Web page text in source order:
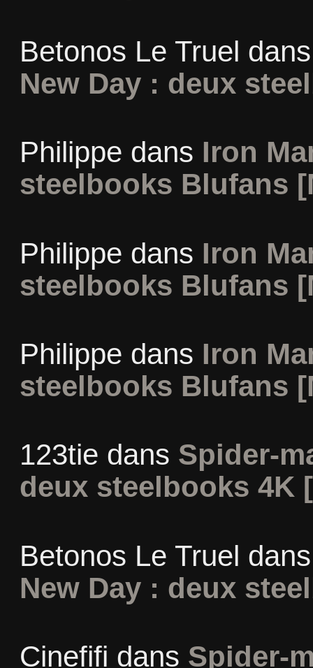
Betonos Le Truel
New Day : deux
Philippe dans Iron
steelbooks Blufans
Philippe dans Iron
steelbooks Blufans
Philippe dans Iron
steelbooks Blufans
123tie dans Spider-
deux steelbooks 4K
Betonos Le Truel
New Day : deux
Cinefifi dans Spider-